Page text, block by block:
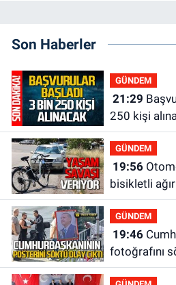
Son Haberler
GÜNDEM
21:29
250 kişi
GÜNDEM
19:56Otomobille çarpışan
bisikletli
GÜNDEM
19:46Cumhurbaşkanı Erdoğan’ın
fotoğrafını